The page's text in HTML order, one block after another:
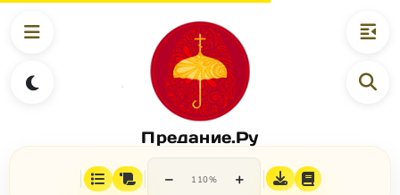
Предание.Ру
− 110% +